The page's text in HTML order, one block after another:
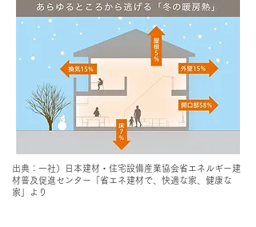
出典：一社）日本建材・住宅設備産業協会省エネルギー建
材普及促進センター「省エネ建材で、快適な家、健康な
家」より